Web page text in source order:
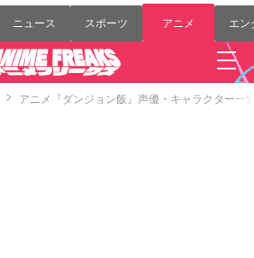
ニュース スポーツ アニメ エン
アニメ『ダンジョン飯』声優・キャラクター一